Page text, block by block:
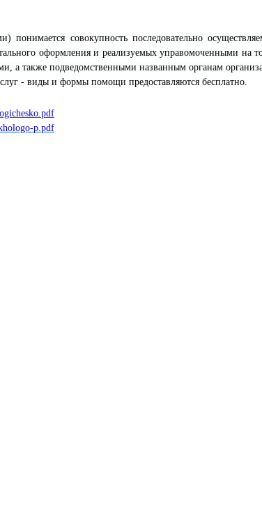
понимается совокупность последовательно
оформления и реализуемых управомоченными на
а также подведомственными названным органам
- виды и формы помощи предоставляются бесплатно.
p.pdf